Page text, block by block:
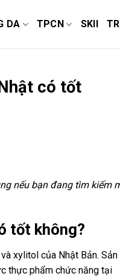
DA TPCN SKII
có tốt
nếu bạn đang tìm kiếm
tốt không?
xylitol của Nhật Bản. Sản
thực phẩm chức năng tại